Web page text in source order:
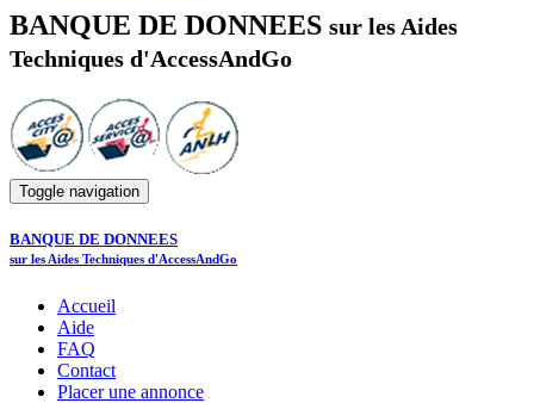
BANQUE DE DONNEES sur les Aides
Techniques d'AccessAndGo
Toggle navigation
BANQUE DE DONNEES
sur les Aides Techniques d'AccessAndGo
Accueil
Aide
FAQ
Contact
Placer une annonce